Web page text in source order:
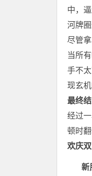
中，
河牌
尽管
当所
手不
现玄机
最终
经过
顿时
欢庆
新朋